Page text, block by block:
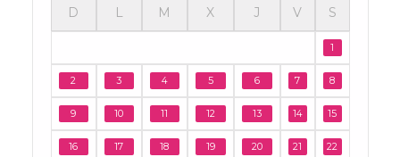
D L M X J V S
1
2 3 4 5 6 7 8
9 10 11 12 13 14 15
16 17 18 19 20 21 22